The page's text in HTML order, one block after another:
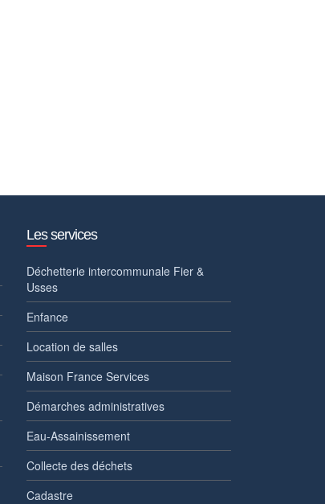
Les services
Déchetterie intercommunale Fier &
Usses
Enfance
Location de salles
Maison France Services
Démarches administratives
Eau-Assainissement
Collecte des déchets
Cadastre